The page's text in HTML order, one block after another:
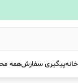
خانهپیگیری سفارشهمه